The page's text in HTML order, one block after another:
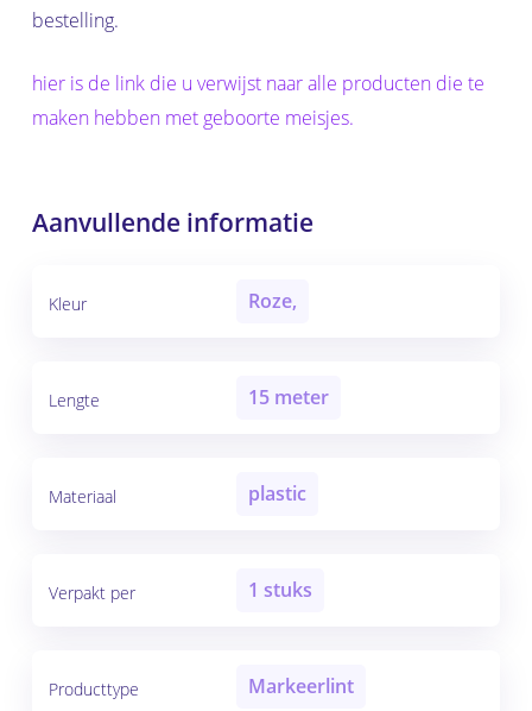
bestelling.
hier is de link die u verwijst naar alle producten die te
maken hebben met geboorte meisjes.
Aanvullende informatie
Kleur Roze,
Lengte 15 meter
Materiaal plastic
Verpakt per 1 stuks
Producttype Markeerlint